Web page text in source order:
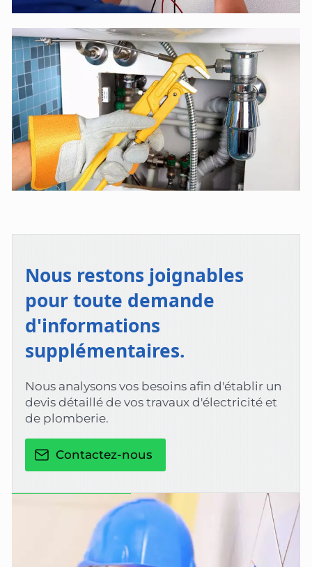
Nous restons joignables
pour toute demande
d'informations
supplémentaires.
Nous analysons vos besoins afin d'établir un
devis détaillé de vos travaux d'électricité et
de plomberie.
Contactez-nous